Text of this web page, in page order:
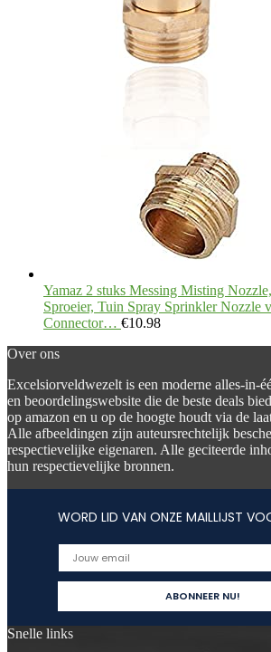
Yamaz 2 stuks Messing Misting
Sproeier, Tuin Spray Sprinkler Nozzle
Connector… €10.98
Over ons
Excelsiorveldwezelt is een moderne alles-in-
en beoordelingswebsite die de beste deals
op amazon en u op de hoogte houdt via de
Alle afbeeldingen zijn auteursrechtelijk
respectievelijke eigenaren. Alle geciteerde
hun respectievelijke bronnen.
WORD LID VAN ONZE MAILLIJST
Snelle links